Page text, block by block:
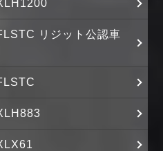
リジット公認車